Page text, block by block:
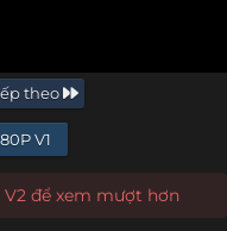
theo
V1
để xem mượt hơn